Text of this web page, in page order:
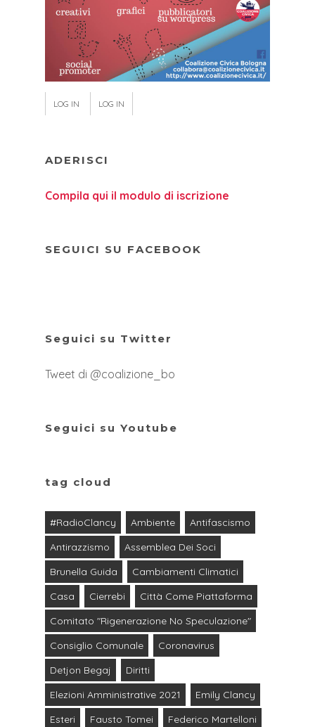
LOG IN LOG IN
ADERISCI
Compila qui il modulo di iscrizione
SEGUICI SU FACEBOOK
Seguici su Twitter
Tweet di @coalizione_bo
Seguici su Youtube
tag cloud
#RadioClancy Ambiente
Antifascismo
Antirazzismo
Assemblea Dei Soci
Brunella Guida
Cambiamenti Climatici
Casa
Cierrebi
Città Come Piattaforma
Comitato "Rigenerazione No Speculazione"
Consiglio Comunale
Coronavirus
Detjon Begaj
Diritti
Elezioni Amministrative 2021
Emily Clancy
Esteri
Fausto Tomei
Federico Martelloni